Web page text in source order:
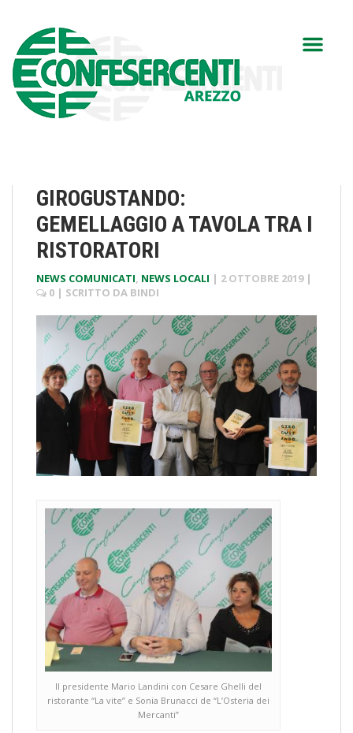
GIROGUSTANDO:
GEMELLAGGIO A TAVOLA TRA I
RISTORATORI
NEWS COMUNICATI, NEWS LOCALI | 2 OTTOBRE 2019 |
0 | SCRITTO DA BINDI
Il presidente Mario Landini con Cesare Ghelli del
ristorante “La vite” e Sonia Brunacci de “L’Osteria dei
Mercanti”